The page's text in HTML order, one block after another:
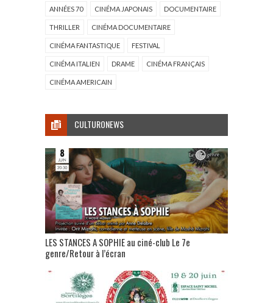
ANNÉES 70 CINÉMA JAPONAIS DOCUMENTAIRE
THRILLER CINÉMA DOCUMENTAIRE
CINÉMA FANTASTIQUE FESTIVAL
CINÉMA ITALIEN DRAME CINÉMA FRANÇAIS
CINÉMA AMERICAIN
CULTURONEWS
LES STANCES A SOPHIE au ciné-club Le 7e
genre/Retour à l’écran